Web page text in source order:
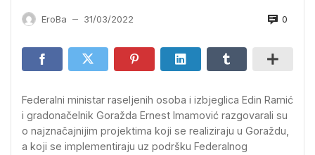
EroBa — 31/03/2022 0
Federalni ministar raseljenih osoba i izbjeglica Edin Ramić
i gradonačelnik Goražda Ernest Imamović razgovarali su
o najznačajnijim projektima koji se realiziraju u Goraždu,
a koji se implementiraju uz podršku Federalnog